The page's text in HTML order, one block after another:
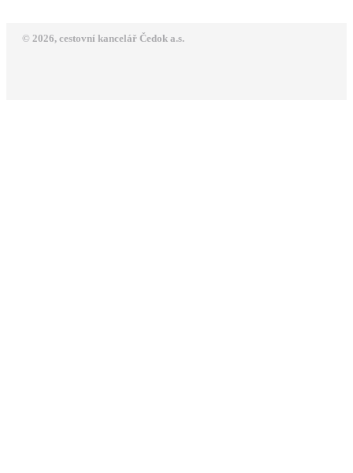
© 2026, cestovní kancelář Čedok a.s.